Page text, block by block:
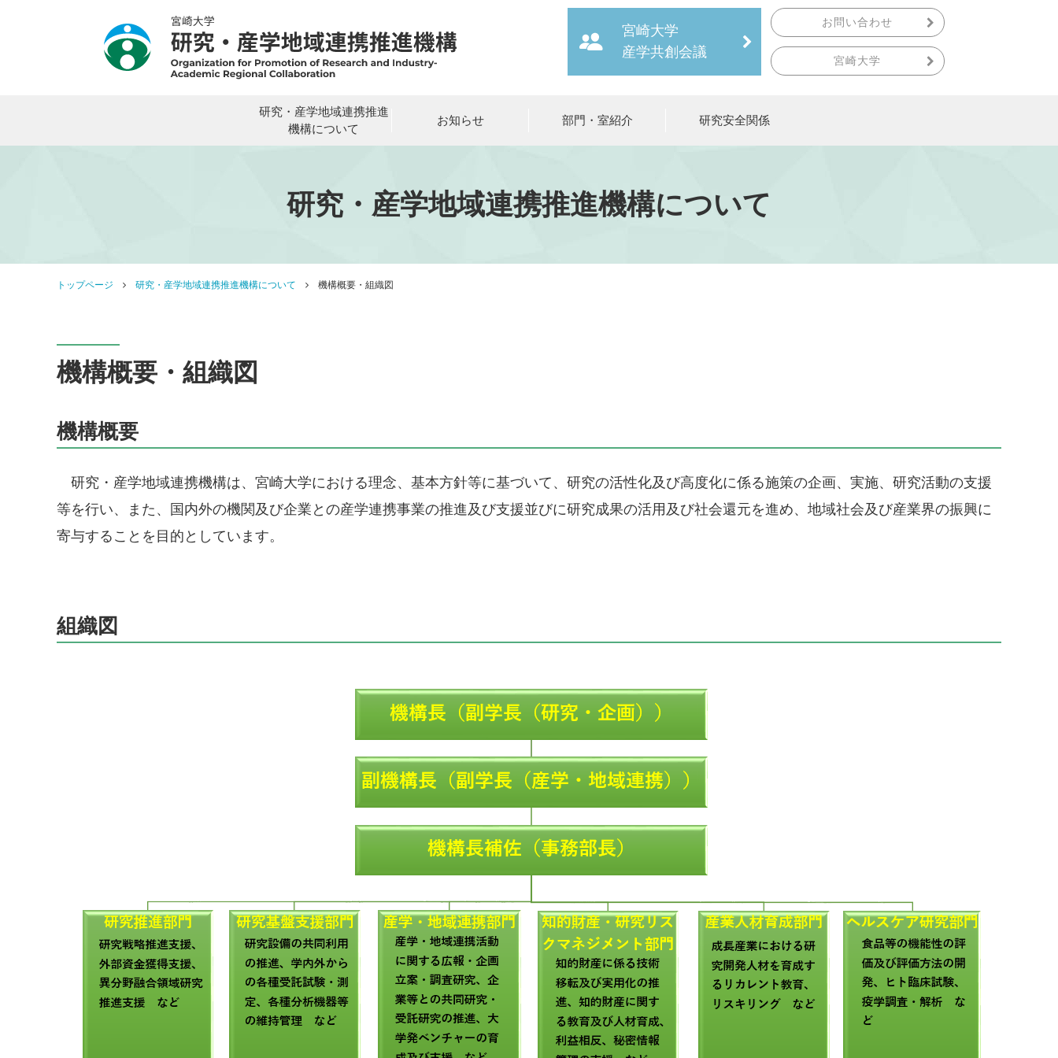
宮崎大学
産学共創会議
お問い合わせ
宮崎大学
研究・産学地域連携推進
機構について
お知らせ 部門・室紹介 研究安全関係
研究・産学地域連携推進機構について
トップページ 研究・産学地域連携推進機構について 機構概要・組織図
機構概要・組織図
機構概要
研究・産学地域連携機構は、宮崎大学における理念、基本方針等に基づいて、研究の活性化及び高度化に係る施策の企画、実施、研究活動の支援
等を行い、また、国内外の機関及び企業との産学連携事業の推進及び支援並びに研究成果の活用及び社会還元を進め、地域社会及び産業界の振興に
寄与することを目的としています。
組織図